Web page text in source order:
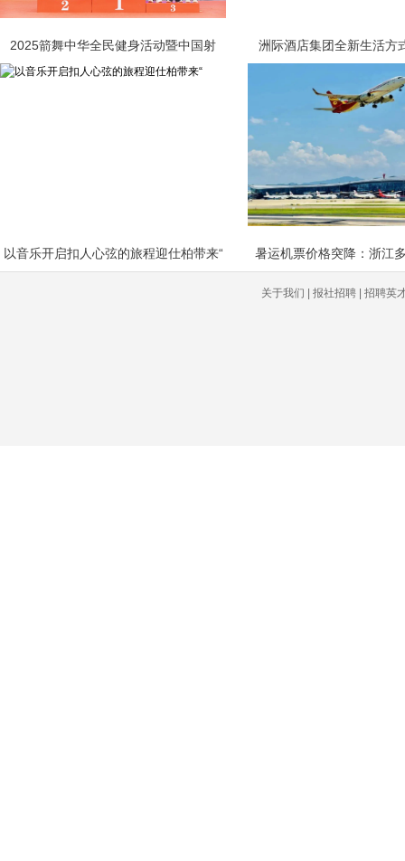
2025箭舞中华全民健身活动暨中国射 洲际酒店集团全新生活方
以音乐开启扣人心弦的旅程迎仕柏带来“ 暑运机票价格突降：浙江
关于我们 | 报社招聘 | 招聘英